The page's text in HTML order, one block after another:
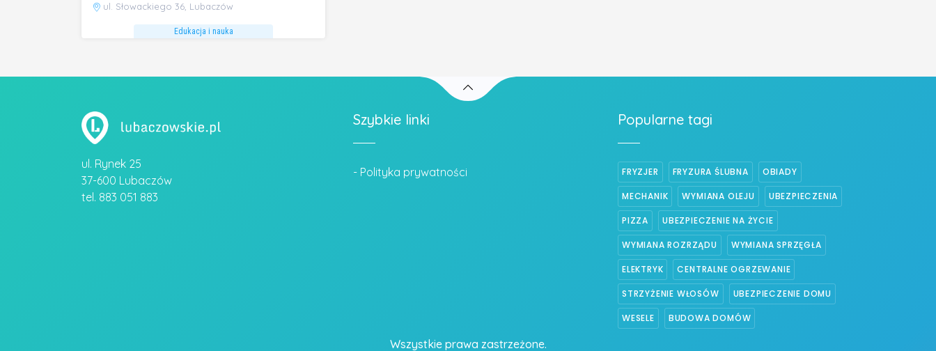
ul. Słowackiego 36, Lubaczów
Edukacja i nauka
ul. Rynek 25
37-600 Lubaczów
tel. 883 051 883
Szybkie linki
- Polityka prywatności
Popularne tagi
FRYZJER FRYZURA ŚLUBNA OBIADY
MECHANIK WYMIANA OLEJU UBEZPIECZENIA
PIZZA UBEZPIECZENIE NA ŻYCIE
WYMIANA ROZRZĄDU WYMIANA SPRZĘGŁA
ELEKTRYK CENTRALNE OGRZEWANIE
STRZYŻENIE WŁOSÓW UBEZPIECZENIE DOMU
WESELE BUDOWA DOMÓW
Wszystkie prawa zastrzeżone.